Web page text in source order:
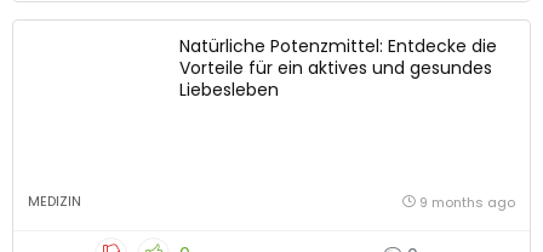
Natürliche Potenzmittel: Entdecke die
Vorteile für ein aktives und gesundes
Liebesleben
MEDIZIN 9 months ago